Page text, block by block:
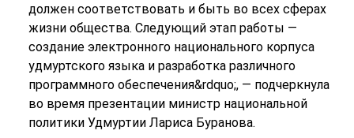
должен соответствовать и быть во всех сферах
жизни общества. Следующий этап работы —
создание электронного национального корпуса
удмуртского языка и разработка различного
программного обеспечения&rdquo;, — подчеркнула
во время презентации министр национальной
политики Удмуртии Лариса Буранова.